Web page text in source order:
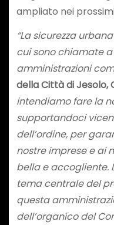
ampliato nei
“La sicurezza
cui sono chiamate
amministrazioni
della Città di Jesolo,
intendiamo fare la
supportandoci
dell’ordine, per
nostre imprese e ai
bella e accogliente.
tema centrale del
questa
dell’organico del